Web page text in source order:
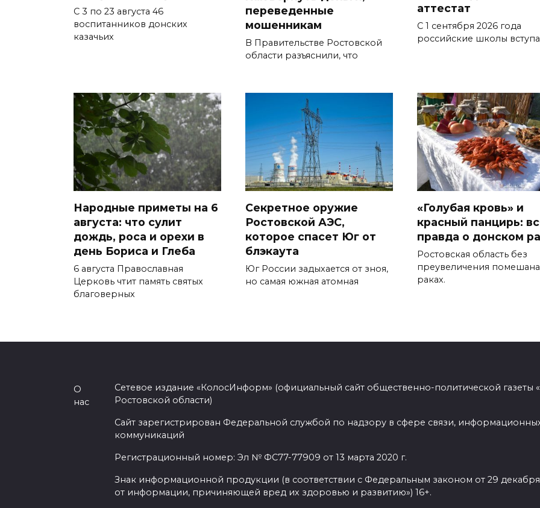
С 3 по 23 августа 46
воспитанников донских
казачьих
переведенные
мошенникам
В Правительстве Ростовской
области разъяснили, что
аттестат
С 1 сентября 2026 года
российские школы
Народные приметы на 6
августа: что сулит
дождь, роса и орехи в
день Бориса и Глеба
6 августа Православная
Церковь чтит память святых
благоверных
Секретное оружие
Ростовской АЭС,
которое спасет Юг от
блэкаута
Юг России задыхается от зноя,
но самая южная атомная
«Голубая кровь» и
красный панцирь:
правда о донском
Ростовская область без
преувеличения
раках.
О
нас
Сетевое издание «КолосИнформ» (официальный сайт общественно-политической газеты
Ростовской области)
Сайт зарегистрирован Федеральной службой по надзору в сфере связи,
коммуникаций
Регистрационный номер: Эл № ФС77-77909 от 13 марта 2020 г.
Знак информационной продукции (в соответствии с Федеральным законом от 29
от информации, причиняющей вред их здоровью и развитию») 16+.